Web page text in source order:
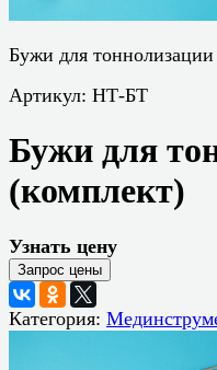
Бужи для
Артикул: НТ-БТ
Бужи для
(комплект)
Узнать цену
Категория: